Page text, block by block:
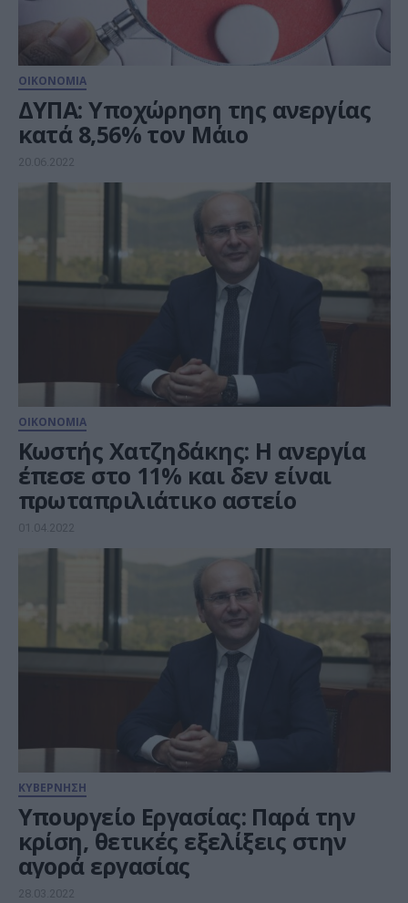
ΟΙΚΟΝΟΜΙΑ
ΔΥΠΑ: Υποχώρηση της ανεργίας
κατά 8,56% τον Μάιο
20.06.2022
ΟΙΚΟΝΟΜΙΑ
Κωστής Χατζηδάκης: Η ανεργία
έπεσε στο 11% και δεν είναι
πρωταπριλιάτικο αστείο
01.04.2022
ΚΥΒΕΡΝΗΣΗ
Υπουργείο Εργασίας: Παρά την
κρίση, θετικές εξελίξεις στην
αγορά εργασίας
28.03.2022